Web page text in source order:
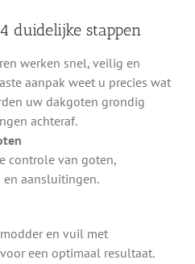
duidelijke stappen
werken snel, veilig en
aanpak weet u precies wat
uw dakgoten grondig
achteraf.
controle van goten,
en aansluitingen.
en vuil met
een optimaal resultaat.